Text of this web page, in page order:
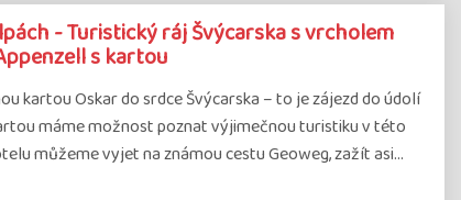
- Turistický ráj Švýcarska s vrcholem
s kartou
kartou Oskar do srdce Švýcarska – to je zájezd do údolí
máme možnost poznat výjimečnou turistiku v této
můžeme vyjet na známou cestu Geoweg, zažít asi…